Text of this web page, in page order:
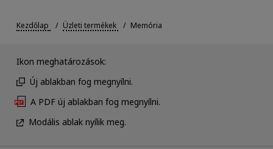
Kezdőlap Üzleti termékek Memória
Ikon meghatározások:
Új ablakban fog megnyílni.
A PDF új ablakban fog megnyílni.
Modális ablak nyílik meg.